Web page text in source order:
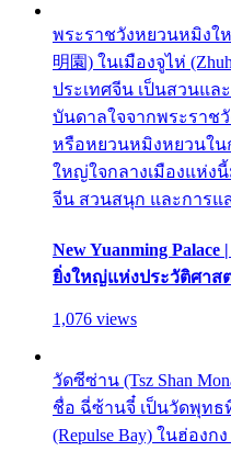
พระราชวังหยวนหมิงให
明園) ในเมืองจูไห่
ประเทศจีน เป็นสวนแล
บันดาลใจจากพระราชวั
หรือหยวนหมิงหยวนใ
ใหญ่ใจกลางเมืองแห่ง
จีน สวนสนุก และการแ
New Yuanming
ยิ่งใหญ่แห่งประวัติศาส
1,076 views
วัดซีซ่าน (Tsz Shan
ชื่อ ฉี่ซ้านจี๋ เป็นวัดพุทธ
(Repulse Bay) ในฮ่อง